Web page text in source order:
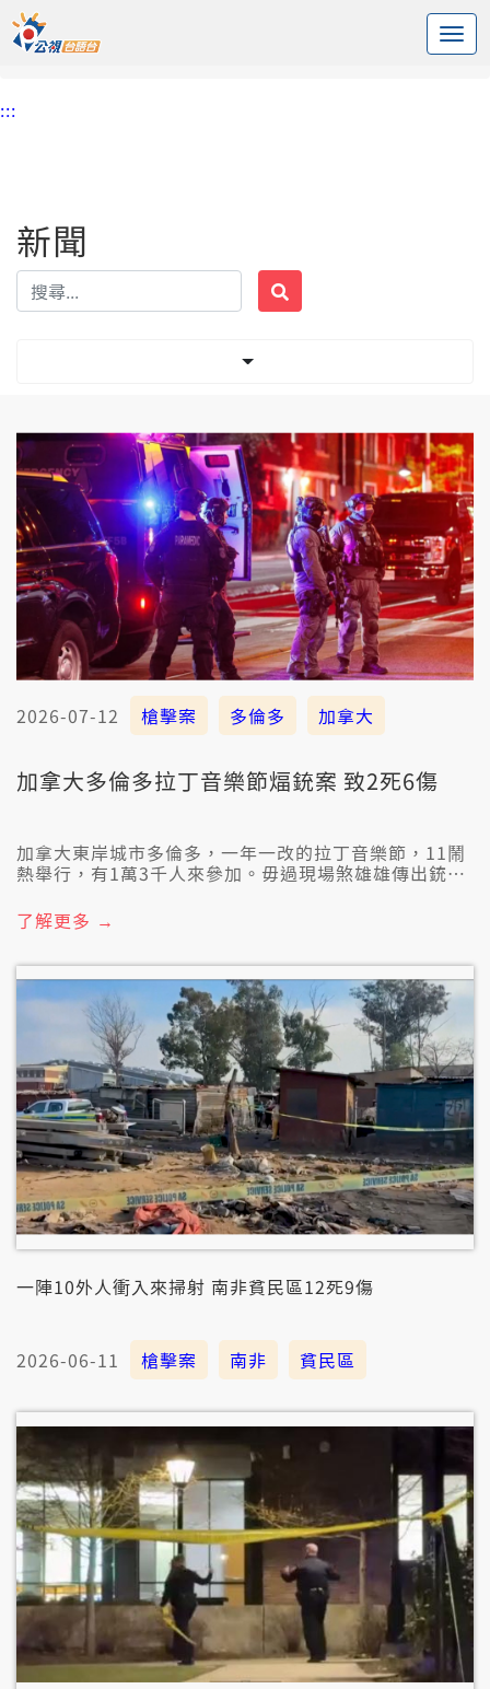
中央內容區塊
頭頁
:::
新聞
2026-07-12 槍擊案 多倫多 加拿大
加拿大多倫多拉丁音樂節煏銃案 致2死6傷
加拿大東岸城市多倫多，一年一改的拉丁音樂節，11鬧
熱舉行，有1萬3千人來參加。毋過現場煞雄雄傳出銃
有兩派的人起冤家開銃，目前猶咧掠人。
了解更多 →
一陣10外人衝入來掃射 南非貧民區12死9傷
2026-06-11 槍擊案 南非 貧民區